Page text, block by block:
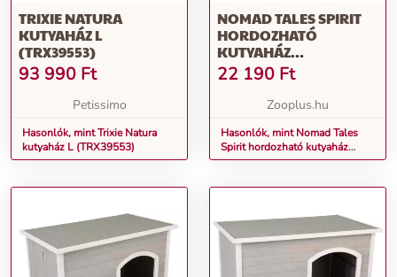
TRIXIE NATURA
KUTYAHÁZ L
(TRX39553)
93 990 Ft
Petissimo
Hasonlók, mint Trixie Natura
kutyaház L (TRX39553)
NOMAD TALES SPIRIT
HORDOZHATÓ
KUTYAHÁZ
64X89X85CM
22 190 Ft
Zooplus.hu
Hasonlók, mint Nomad Tales
Spirit hordozható kutyaház
64x89x85cm